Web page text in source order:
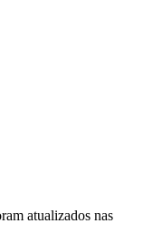
atualizados nas